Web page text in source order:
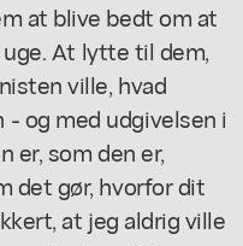
at blive bedt om at
At lytte til dem,
ville, hvad
og med udgivelsen i
er, som den er,
det gør, hvorfor dit
at jeg aldrig ville